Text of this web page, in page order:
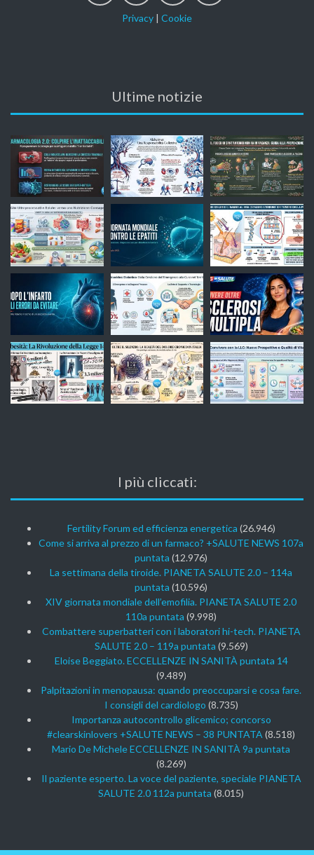
Privacy | Cookie
Ultime notizie
I più cliccati:
Fertility Forum ed efficienza energetica (26.946)
Come si arriva al prezzo di un farmaco? +SALUTE NEWS 107a
puntata (12.976)
La settimana della tiroide. PIANETA SALUTE 2.0 – 114a
puntata (10.596)
XIV giornata mondiale dell’emofilia. PIANETA SALUTE 2.0
110a puntata (9.998)
Combattere superbatteri con i laboratori hi-tech. PIANETA
SALUTE 2.0 – 119a puntata (9.569)
Eloise Beggiato. ECCELLENZE IN SANITÀ puntata 14
(9.489)
Palpitazioni in menopausa: quando preoccuparsi e cosa fare.
I consigli del cardiologo (8.735)
Importanza autocontrollo glicemico; concorso
#clearskinlovers +SALUTE NEWS – 38 PUNTATA(8.518)
Mario De Michele ECCELLENZE IN SANITÀ 9a puntata
(8.269)
Il paziente esperto. La voce del paziente, speciale PIANETA
SALUTE 2.0 112a puntata (8.015)